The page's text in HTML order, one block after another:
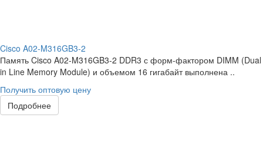
Cisco A02-M316GB3-2
Память Cisco A02-M316GB3-2 DDR3 с форм-фактором DIMM (Dual
in Line Memory Module) и объемом 16 гигабайт выполнена ..
Получить оптовую цену
Подробнее